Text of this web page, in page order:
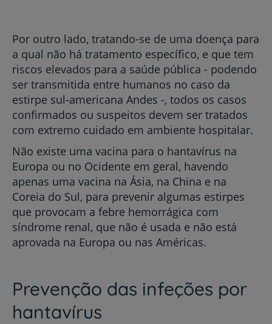
Por outro lado, tratando-se de uma doença para
a qual não há tratamento específico, e que tem
riscos elevados para a saúde pública - podendo
ser transmitida entre humanos no caso da
estirpe sul-americana Andes -, todos os casos
confirmados ou suspeitos devem ser tratados
com extremo cuidado em ambiente hospitalar.
Não existe uma vacina para o hantavírus na
Europa ou no Ocidente em geral, havendo
apenas uma vacina na Ásia, na China e na
Coreia do Sul, para prevenir algumas estirpes
que provocam a febre hemorrágica com
síndrome renal, que não é usada e não está
aprovada na Europa ou nas Américas.
Prevenção das infeções por
hantavírus